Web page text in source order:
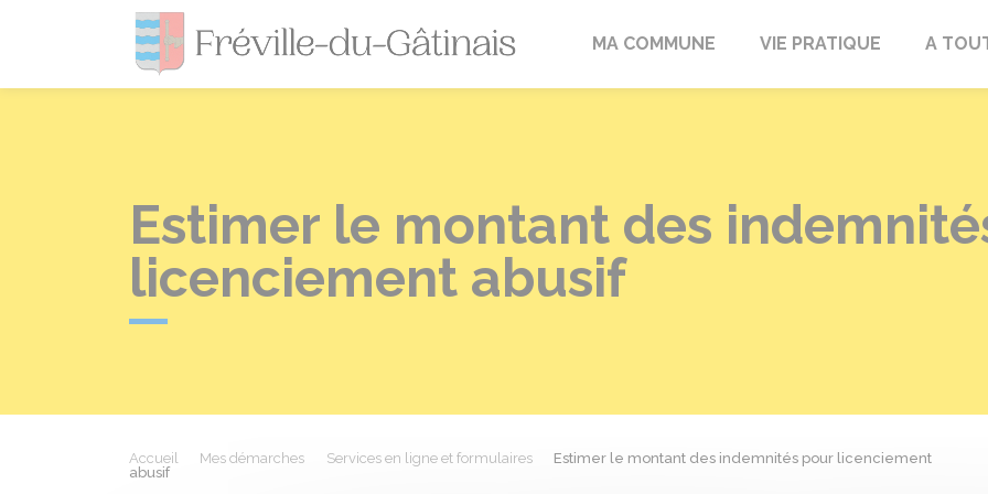
Fréville-du-Gâtinais
MA COMMUNE VIE PRATIQUE A
Estimer le montant des
licenciement abusif
Accueil Mes démarches Services en ligne et formulaires
Estimer le montant des indemnités pour licenciement
abusif